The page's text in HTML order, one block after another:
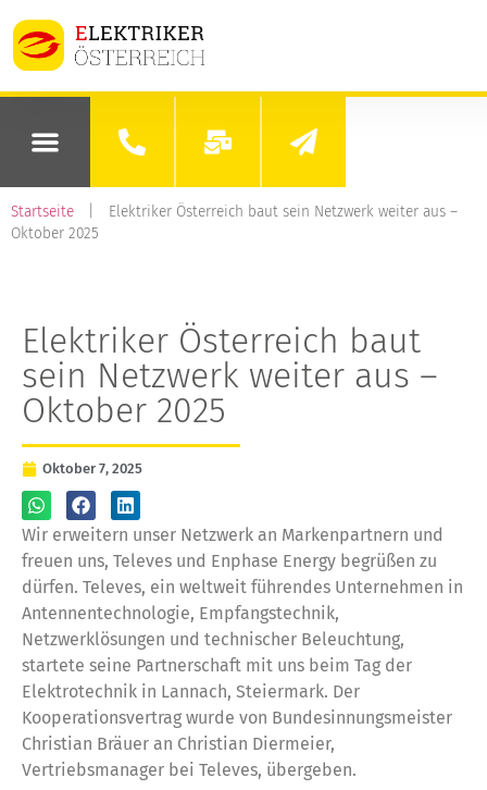
Startseite
Elektriker Österreich baut sein Netzwerk weiter aus –
Oktober 2025
Elektriker Österreich baut
sein Netzwerk weiter aus –
Oktober 2025
Oktober 7, 2025
Wir erweitern unser Netzwerk an Markenpartnern und
freuen uns, Televes und Enphase Energy begrüßen zu
dürfen. Televes, ein weltweit führendes Unternehmen in
Antennentechnologie, Empfangstechnik,
Netzwerklösungen und technischer Beleuchtung,
startete seine Partnerschaft mit uns beim Tag der
Elektrotechnik in Lannach, Steiermark. Der
Kooperationsvertrag wurde von Bundesinnungsmeister
Christian Bräuer an Christian Diermeier,
Vertriebsmanager bei Televes, übergeben.